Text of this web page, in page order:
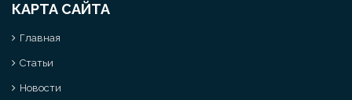
КАРТА САЙТА
Главная
Статьи
Новости